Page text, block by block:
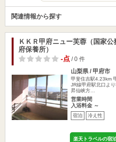
関連情報から探す
ＫＫＲ甲府ニュー芙蓉（国家
府保養所）
-点/ 0 件
山梨県 / 甲府市
甲斐住吉駅4.23km
JR線甲府駅北口よ
昇仙峡方…
営業時間
入浴料金 ～
宿泊 冷え性
楽天トラベルの宿